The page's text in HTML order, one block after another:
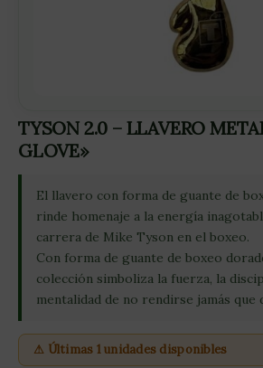
TYSON 2.0 – LLAVERO
GLOVE»
El llavero con forma de guante de
rinde homenaje a la energía
carrera de Mike Tyson en el boxeo.
Con forma de guante de boxeo
colección simboliza la fuerza, la
mentalidad de no rendirse jamás que
⚠ Últimas 1 unidades disponibles